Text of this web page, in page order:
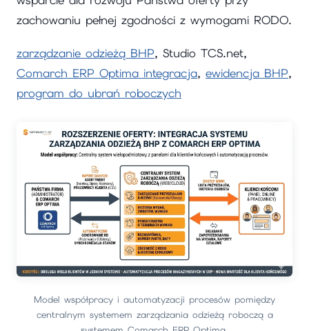
zachowaniu pełnej zgodności z wymogami RODO.
zarządzanie odzieżą BHP, Studio TCS.net,
Comarch ERP Optima integracja, ewidencja BHP,
program do ubrań roboczych
Model współpracy i automatyzacji procesów pomiędzy
centralnym systemem zarządzania odzieżą roboczą a